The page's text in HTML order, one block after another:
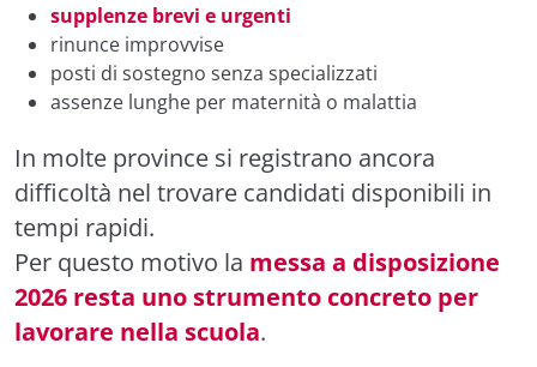
supplenze brevi e urgenti
rinunce improvvise
posti di sostegno senza specializzati
assenze lunghe per maternità o malattia
In molte province si registrano ancora
difficoltà nel trovare candidati disponibili in
tempi rapidi.
Per questo motivo la messa a disposizione
2026 resta uno strumento concreto per
lavorare nella scuola.